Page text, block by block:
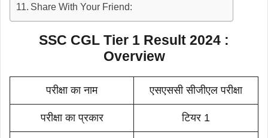
Share With Your Friend:
SSC CGL Tier 1 Result 2024 :
Overview
परीक्षा का नाम एसएससी सीजीएल परीक्षा
परीक्षा का प्रकार टियर 1